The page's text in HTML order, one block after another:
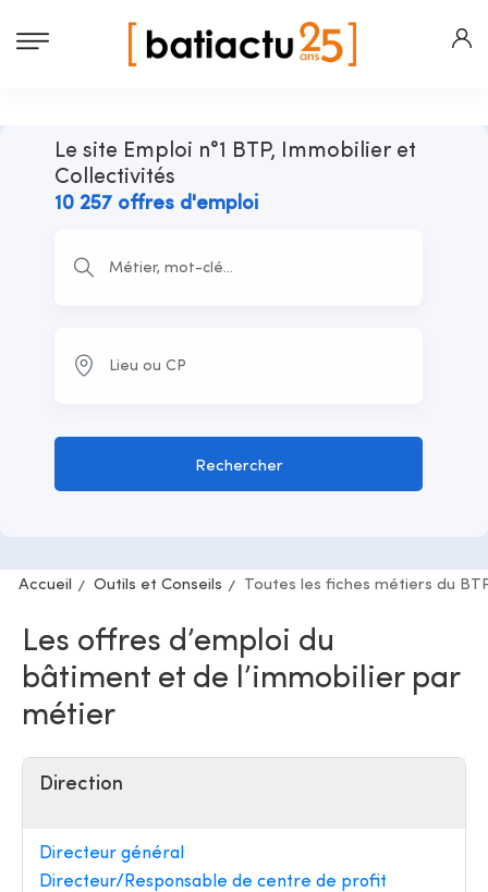
Le site Emploi n°1 BTP, Immobilier et
Collectivités
10 257 offres d'emploi
Rechercher
Accueil Outils et Conseils Toutes les fiches métiers du
Les offres d’emploi du
bâtiment et de l’immobilier par
métier
Direction
Directeur général
Directeur/Responsable de centre de profit